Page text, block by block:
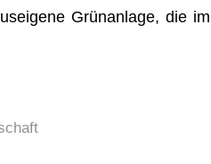
Grünanlage, die im